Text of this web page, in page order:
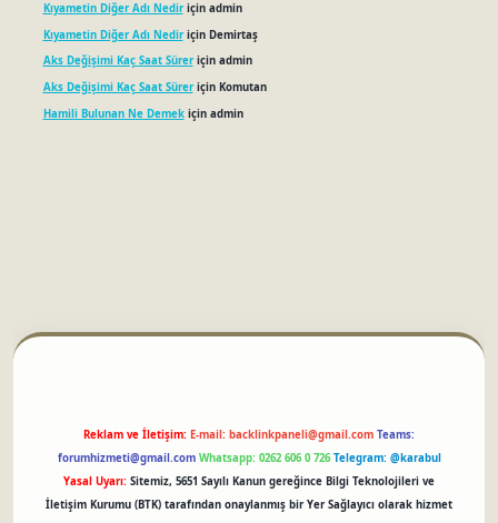
Kıyametin Diğer Adı Nediriçin admin
Kıyametin Diğer Adı Nediriçin Demirtaş
Aks Değişimi Kaç Saat Süreriçin admin
Aks Değişimi Kaç Saat Süreriçin Komutan
Hamili Bulunan Ne Demekiçin admin
Reklam ve İletişim: E-mail: backlinkpaneli@gmail.com Teams:
forumhizmeti@gmail.com Whatsapp: 0262 606 0 726 Telegram: @karabul
Yasal Uyarı: Sitemiz, 5651 Sayılı Kanun gereğince Bilgi Teknolojileri ve
İletişim Kurumu (BTK) tarafından onaylanmış bir Yer Sağlayıcı olarak hizmet